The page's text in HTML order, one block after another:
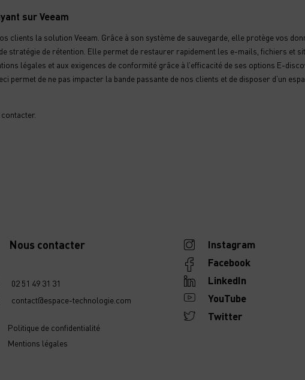
sur Veeam
clients la solution Veeam. Grâce à son système de sauvegarde, elle protège vos
stratégie de rétention. Elle permet de restaurer rapidement les e-mails, fichiers et
légales et aux exigences de conformité grâce à l’efficacité de ses options E-
permet de ne pas impacter la bande passante de nos clients et de disposer d’un
Nous contacter
02 51 49 31 31
contact@espace-technologie.com
Politique de confidentialité
Mentions légales
Instagram
Facebook
LinkedIn
YouTube
Twitter